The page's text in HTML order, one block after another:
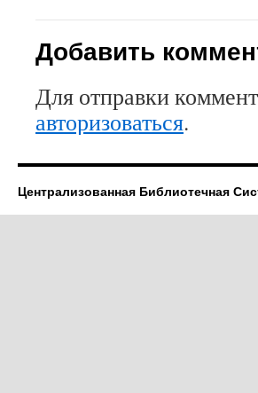
Добавить
Для отправки
авторизоваться.
Централизованная Библиотечная